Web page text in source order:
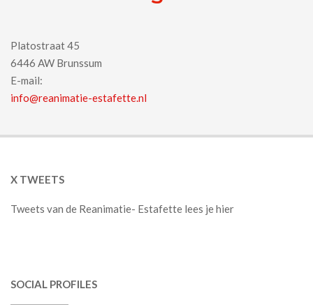
Platostraat 45
6446 AW Brunssum
E-mail:
info@reanimatie-estafette.nl
X TWEETS
Tweets van de Reanimatie- Estafette lees je hier
SOCIAL PROFILES